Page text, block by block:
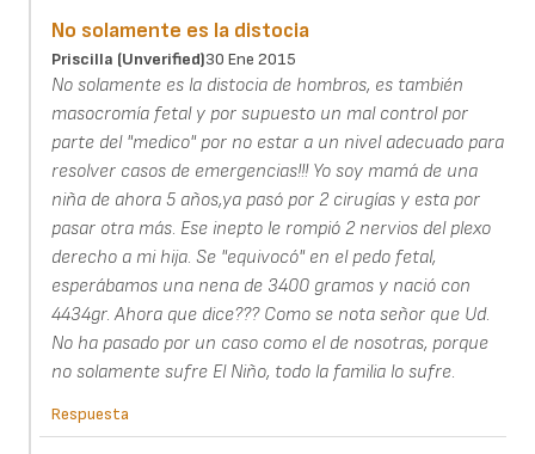
No solamente es la distocia
Priscilla (unverified)30 Ene 2015
No solamente es la distocia de hombros, es también
masocromía fetal y por supuesto un mal control por
parte del "medico" por no estar a un nivel adecuado para
resolver casos de emergencias!!! Yo soy mamá de una
niña de ahora 5 años,ya pasó por 2 cirugías y esta por
pasar otra más. Ese inepto le rompió 2 nervios del plexo
derecho a mi hija. Se "equivocó" en el pedo fetal,
esperábamos una nena de 3400 gramos y nació con
4434gr. Ahora que dice??? Como se nota señor que Ud.
No ha pasado por un caso como el de nosotras, porque
no solamente sufre El Niño, todo la familia lo sufre.
Respuesta